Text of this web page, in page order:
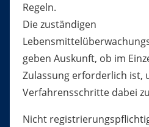
Regeln.
Die zuständigen
geben Auskunft, ob im
Zulassung erforderlich ist,
Verfahrensschritte dabei
Nicht